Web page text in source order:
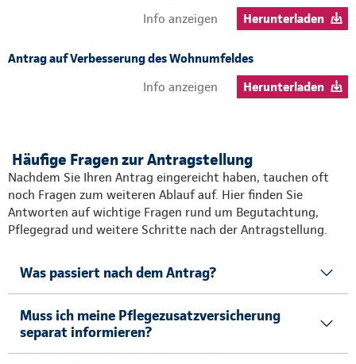
Info anzeigen
Herunterladen
Antrag auf Verbesserung des Wohnumfeldes
Info anzeigen
Herunterladen
Häufige Fragen zur Antragstellung
Nachdem Sie Ihren Antrag eingereicht haben, tauchen oft
noch Fragen zum weiteren Ablauf auf. Hier finden Sie
Antworten auf wichtige Fragen rund um Begutachtung,
Pflegegrad und weitere Schritte nach der Antragstellung.
Was passiert nach dem Antrag?
Muss ich meine Pflegezusatzversicherung
separat informieren?